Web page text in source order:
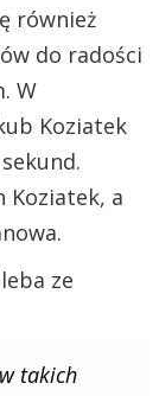
również
do radości
W
Koziatek
Koziatek, a
ze
takich